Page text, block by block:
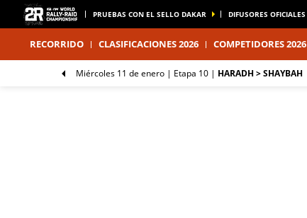
PRUEBAS CON EL SELLO DAKAR DIFUSORES OFICIALES
RECORRIDO CLASIFICACIONES 2026 COMPETIDORES 2026
miércoles 11 de enero | Etapa 10 | HARADH > SHAYBAH